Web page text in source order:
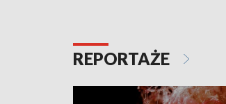
REPORTAŻE